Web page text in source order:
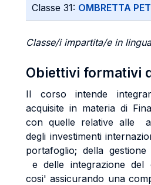
Classe 31: OMBRETTA
Classe/i impartita/e in
Obiettivi formativi
Il corso intende
acquisite in materia di
con quelle relative alle
degli investimenti
portafoglio; della
e delle integrazione del
cosi' assicurando una